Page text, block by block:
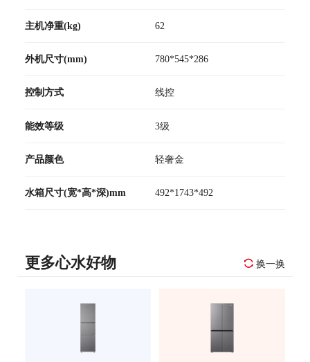
主机净重(kg) 62
外机尺寸(mm) 780*545*286
控制方式 线控
能效等级 3级
产品颜色 轻奢金
水箱尺寸(宽*高*深)mm 492*1743*492
更多心水好物 换一换